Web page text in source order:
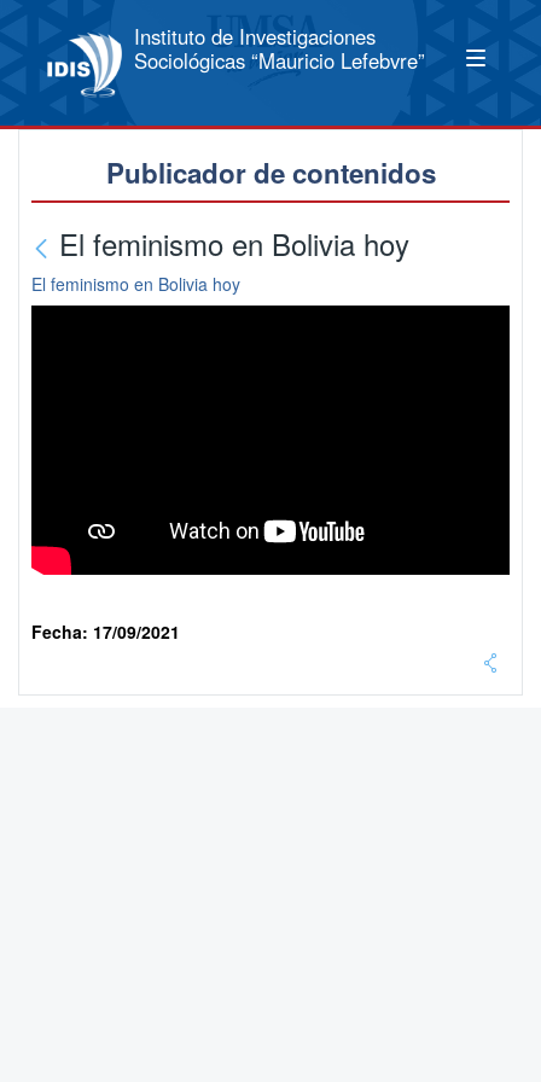
Instituto de Investigaciones
Sociológicas “Mauricio Lefebvre”
Publicador de contenidos
El feminismo en Bolivia hoy
El feminismo en Bolivia hoy
Fecha: 17/09/2021